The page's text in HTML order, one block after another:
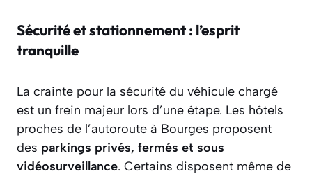
Sécurité et stationnement : l’esprit
tranquille
La crainte pour la sécurité du véhicule chargé
est un frein majeur lors d’une étape. Les hôtels
proches de l’autoroute à Bourges proposent
des parkings privés, fermés et sous
vidéosurveillance. Certains disposent même de